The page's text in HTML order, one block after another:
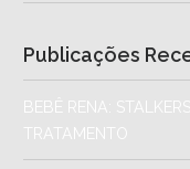
Publicações
BEBÊ RENA:
TRATAMENTO